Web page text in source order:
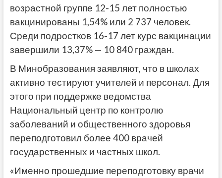
возрастной группе 12-15 лет полностью
вакцинированы 1,54% или 2 737 человек.
Среди подростков 16-17 лет курс вакцинации
завершили 13,37% — 10 840 граждан.
В Минобразования заявляют, что в школах
активно тестируют учителей и персонал. Для
этого при поддержке ведомства
Национальный центр по контролю
заболеваний и общественного здоровья
переподготовил более 400 врачей
государственных и частных школ.
«Именно прошедшие переподготовку врачи